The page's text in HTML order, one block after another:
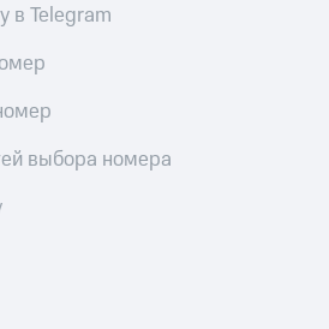
в Telegram
выбора номера